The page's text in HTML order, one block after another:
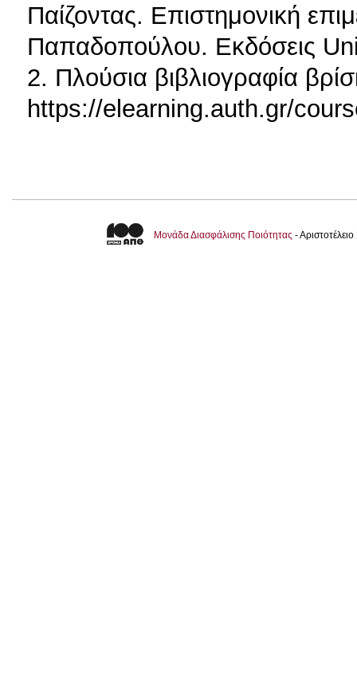
Παίζοντας. Επιστημονική
Παπαδοπούλου. Εκδόσεις
2. Πλούσια βιβλιογραφία
https://elearning.auth.gr/
Μονάδα Διασφάλισης Ποιότητας -